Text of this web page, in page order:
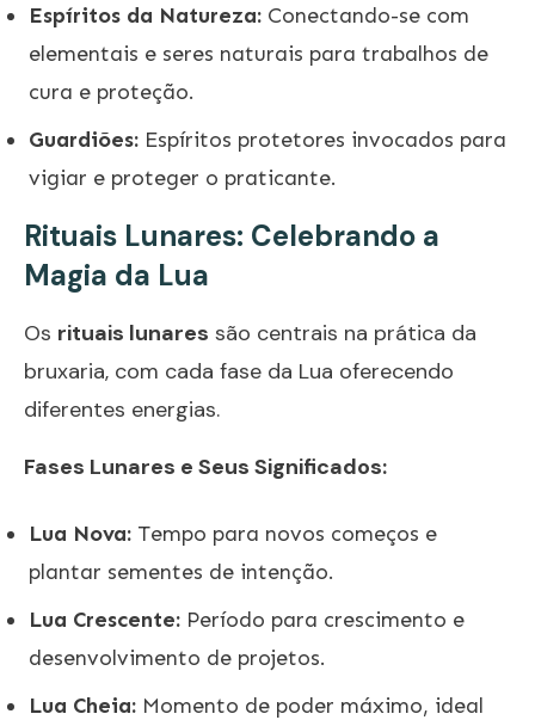
Espíritos da Natureza: Conectando-se com
elementais e seres naturais para trabalhos de
cura e proteção.
Guardiões: Espíritos protetores invocados para
vigiar e proteger o praticante.
Rituais Lunares: Celebrando a
Magia da Lua
Os rituais lunares são centrais na prática da
bruxaria, com cada fase da Lua oferecendo
diferentes energias.
Fases Lunares e Seus Significados:
Lua Nova: Tempo para novos começos e
plantar sementes de intenção.
Lua Crescente: Período para crescimento e
desenvolvimento de projetos.
Lua Cheia: Momento de poder máximo, ideal